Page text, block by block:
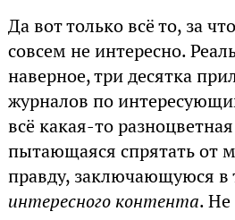
Да вот только всё то, за
совсем не интересно.
наверное, три десятка
журналов по
всё какая-то
пытающаяся спрятать от
правду, заключающуюся в
интересного контента. Не